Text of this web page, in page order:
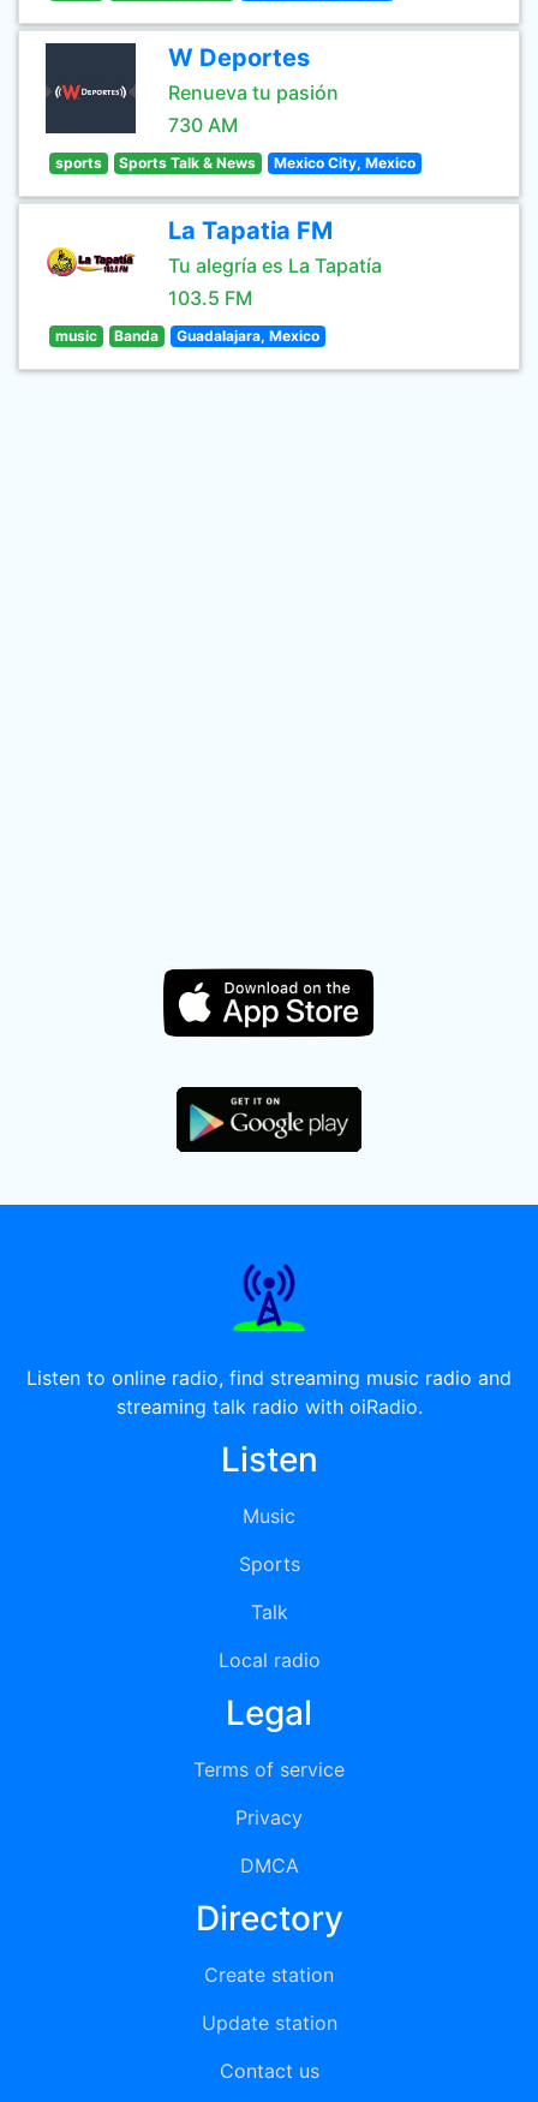
W Deportes
Renueva tu pasión
730 AM
sports Sports Talk & News Mexico City, Mexico
La Tapatia FM
Tu alegría es La Tapatía
103.5 FM
music Banda Guadalajara, Mexico
Listen to online radio, find streaming music radio and
streaming talk radio with oiRadio.
Listen
Music
Sports
Talk
Local radio
Legal
Terms of service
Privacy
DMCA
Directory
Create station
Update station
Contact us